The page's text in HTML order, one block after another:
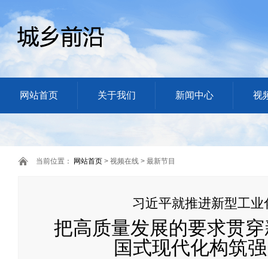
网站首页 关于我们 新闻中心 视
当前位置： 网站首页 > 视频在线 > 最新节目
习近平就推进新型工
把高质量发展的要求贯
国式现代化构筑